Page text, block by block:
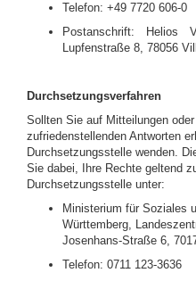
Telefon: +49 7720 606-0
Postanschrift: Helios
Lupfenstraße 8, 78056
Durchsetzungsverfahren
Sollten Sie auf Mitteilungen
zufriedenstellenden Antworten
Durchsetzungsstelle wenden.
Sie dabei, Ihre Rechte geltend
Durchsetzungsstelle unter:
Ministerium für Soziales
Württemberg,
Josenhans-Straße 6,
Telefon: 0711 123-3636